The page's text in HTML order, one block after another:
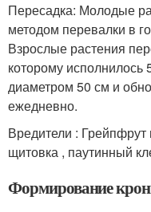
Пересадка: Молодые
методом перевалки в
Взрослые растения
которому исполнилось
диаметром 50 см и
ежедневно.
Вредители : Грейпфрут
щитовка , паутинный
Формирование